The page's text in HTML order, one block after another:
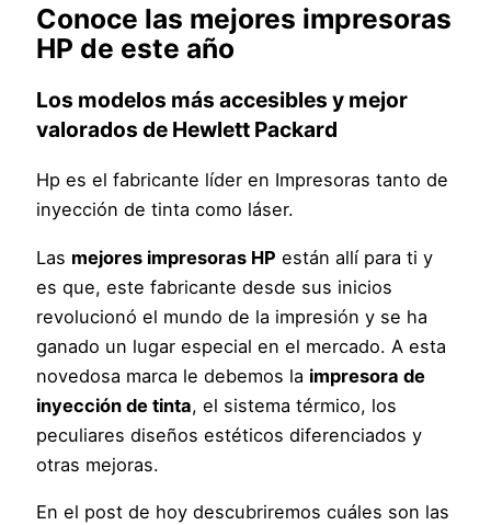
Conoce las mejores impresoras
HP de este año
Los modelos más accesibles y mejor
valorados de Hewlett Packard
Hp es el fabricante líder en Impresoras tanto de
inyección de tinta como láser.
Las mejores impresoras HP están allí para ti y
es que, este fabricante desde sus inicios
revolucionó el mundo de la impresión y se ha
ganado un lugar especial en el mercado. A esta
novedosa marca le debemos la impresora de
inyección de tinta, el sistema térmico, los
peculiares diseños estéticos diferenciados y
otras mejoras.
En el post de hoy descubriremos cuáles son las